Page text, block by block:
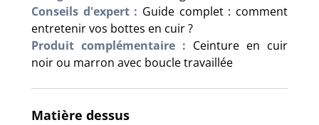
Conseils d'expert : Guide complet : comment
entretenir vos bottes en cuir ?
Produit complémentaire : Ceinture en cuir
noir ou marron avec boucle travaillée
Matière dessus